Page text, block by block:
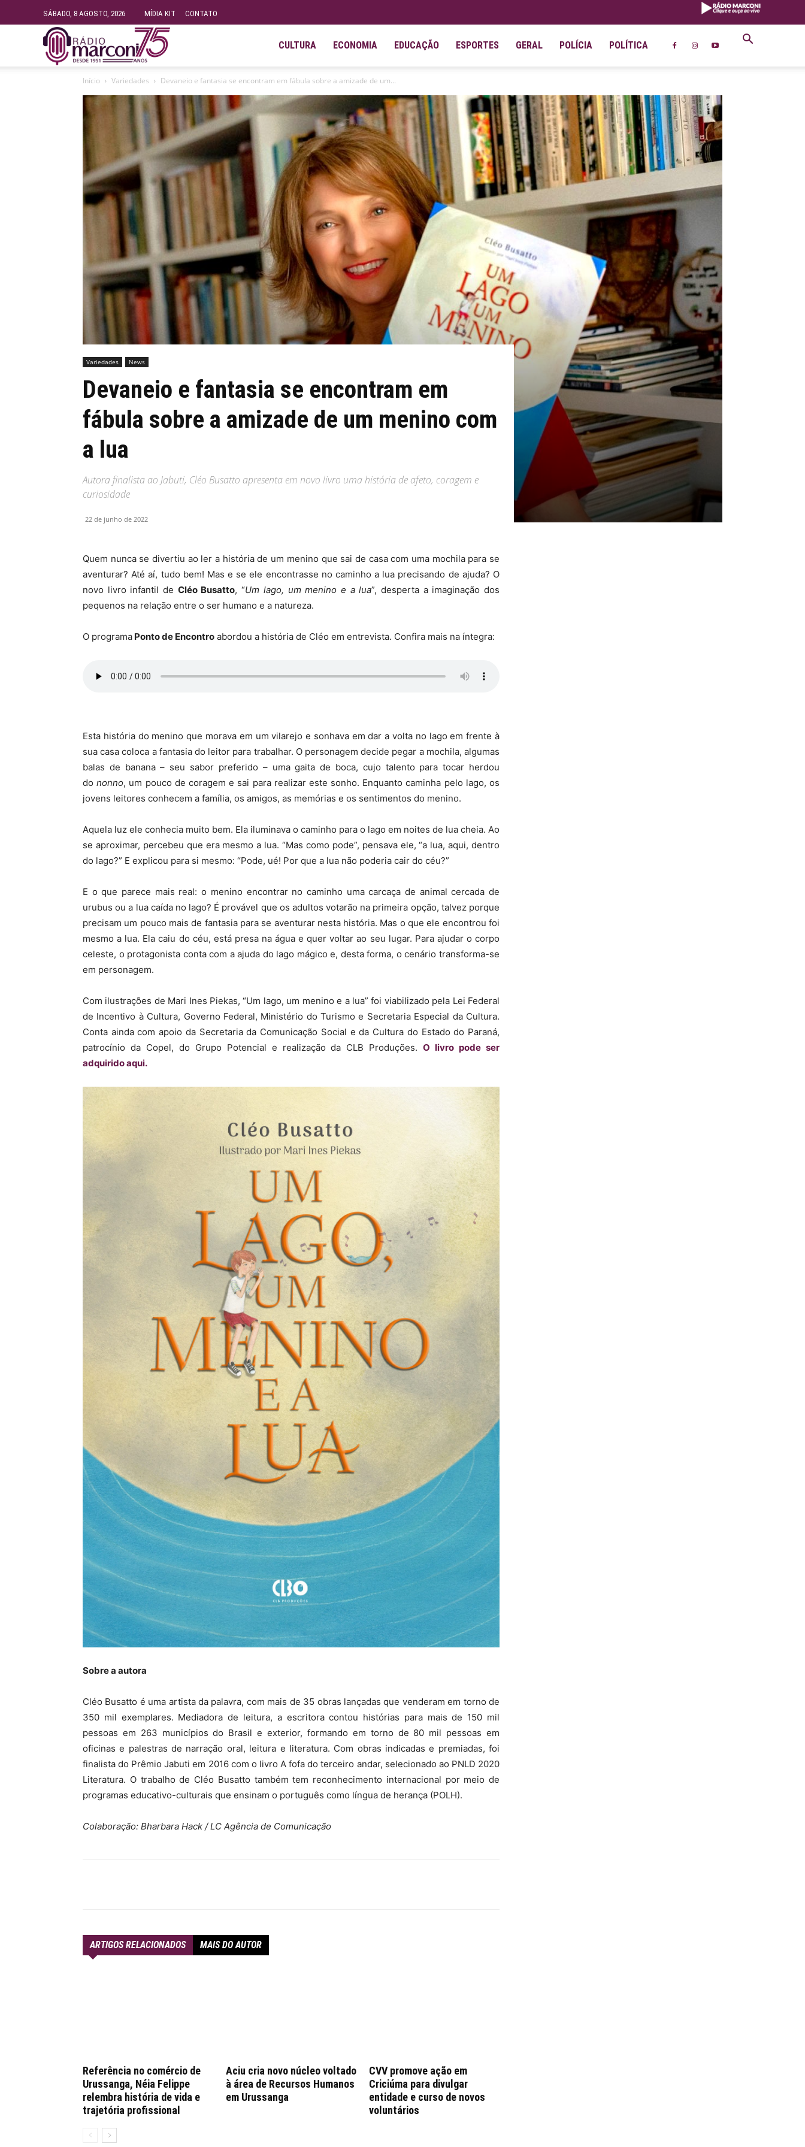
SÁBADO, 8 AGOSTO, 2026 MÍDIA KIT CONTATO
Fundação
Marconi
–
FM
99.9
MHZ
CULTURA ECONOMIA EDUCAÇÃO ESPORTES GERAL POLÍCIA POLÍTICA
Início Variedades Devaneio e fantasia se encontram em fábula sobre a amizade de um...
Variedades News
Devaneio e fantasia se encontram em
fábula sobre a amizade de um menino com
a lua
Autora finalista ao Jabuti, Cléo Busatto apresenta em novo livro uma história de afeto, coragem e
curiosidade
22 de junho de 2022
Quem nunca se divertiu ao ler a história de um menino que sai de casa com uma mochila para se
aventurar? Até aí, tudo bem! Mas e se ele encontrasse no caminho a lua precisando de ajuda? O
novo livro infantil de Cléo Busatto, “Um lago, um menino e a lua”, desperta a imaginação dos
pequenos na relação entre o ser humano e a natureza.
O programa Ponto de Encontro abordou a história de Cléo em entrevista. Confira mais na íntegra:
Esta história do menino que morava em um vilarejo e sonhava em dar a volta no lago em frente à
sua casa coloca a fantasia do leitor para trabalhar. O personagem decide pegar a mochila, algumas
balas de banana – seu sabor preferido – uma gaita de boca, cujo talento para tocar herdou
dononno, um pouco de coragem e sai para realizar este sonho. Enquanto caminha pelo lago, os
jovens leitores conhecem a família, os amigos, as memórias e os sentimentos do menino.
Aquela luz ele conhecia muito bem. Ela iluminava o caminho para o lago em noites de lua cheia. Ao
se aproximar, percebeu que era mesmo a lua. “Mas como pode”, pensava ele, “a lua, aqui, dentro
do lago?” E explicou para si mesmo: “Pode, ué! Por que a lua não poderia cair do céu?”
E o que parece mais real: o menino encontrar no caminho uma carcaça de animal cercada de
urubus ou a lua caída no lago? É provável que os adultos votarão na primeira opção, talvez porque
precisam um pouco mais de fantasia para se aventurar nesta história. Mas o que ele encontrou foi
mesmo a lua. Ela caiu do céu, está presa na água e quer voltar ao seu lugar. Para ajudar o corpo
celeste, o protagonista conta com a ajuda do lago mágico e, desta forma, o cenário transforma-se
em personagem.
Com ilustrações de Mari Ines Piekas, “Um lago, um menino e a lua” foi viabilizado pela Lei Federal
de Incentivo à Cultura, Governo Federal, Ministério do Turismo e Secretaria Especial da Cultura.
Conta ainda com apoio da Secretaria da Comunicação Social e da Cultura do Estado do Paraná,
patrocínio da Copel, do Grupo Potencial e realização da CLB Produções.O livro pode ser
adquirido aqui.
Sobre a autora
Cléo Busatto é uma artista da palavra, com mais de 35 obras lançadas que venderam em torno de
350 mil exemplares. Mediadora de leitura, a escritora contou histórias para mais de 150 mil
pessoas em 263 municípios do Brasil e exterior, formando em torno de 80 mil pessoas em
oficinas e palestras de narração oral, leitura e literatura. Com obras indicadas e premiadas, foi
finalista do Prêmio Jabuti em 2016 com o livro A fofa do terceiro andar, selecionado ao PNLD 2020
Literatura. O trabalho de Cléo Busatto também tem reconhecimento internacional por meio de
programas educativo-culturais que ensinam o português como língua de herança (POLH).
Colaboração: Bharbara Hack / LC Agência de Comunicação
ARTIGOS RELACIONADOS MAIS DO AUTOR
Referência no comércio de
Urussanga, Néia Felippe
relembra história de vida e
trajetória profissional
Aciu cria novo núcleo voltado
à área de Recursos Humanos
em Urussanga
CVV promove ação em
Criciúma para divulgar
entidade e curso de novos
voluntários